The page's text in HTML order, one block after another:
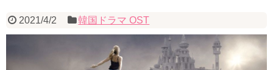
2021/4/2 韓国ドラマ OST